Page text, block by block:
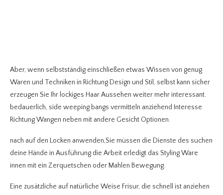
Aber, wenn selbstständig einschließen etwas Wissen von genug
Waren und Techniken in Richtung Design und Stil, selbst kann sicher
erzeugen Sie Ihr lockiges Haar Aussehen weiter mehr interessant.
bedauerlich, side weeping bangs vermitteln anziehend Interesse
Richtung Wangen neben mit andere Gesicht Optionen.
nach auf den Locken anwenden,Sie müssen die Dienste des suchen
deine Hände in Ausführung die Arbeit erledigt das Styling Ware
innen mit ein Zerquetschen oder Mahlen Bewegung.
Eine zusätzliche auf natürliche Weise Frisur, die schnell ist anziehen